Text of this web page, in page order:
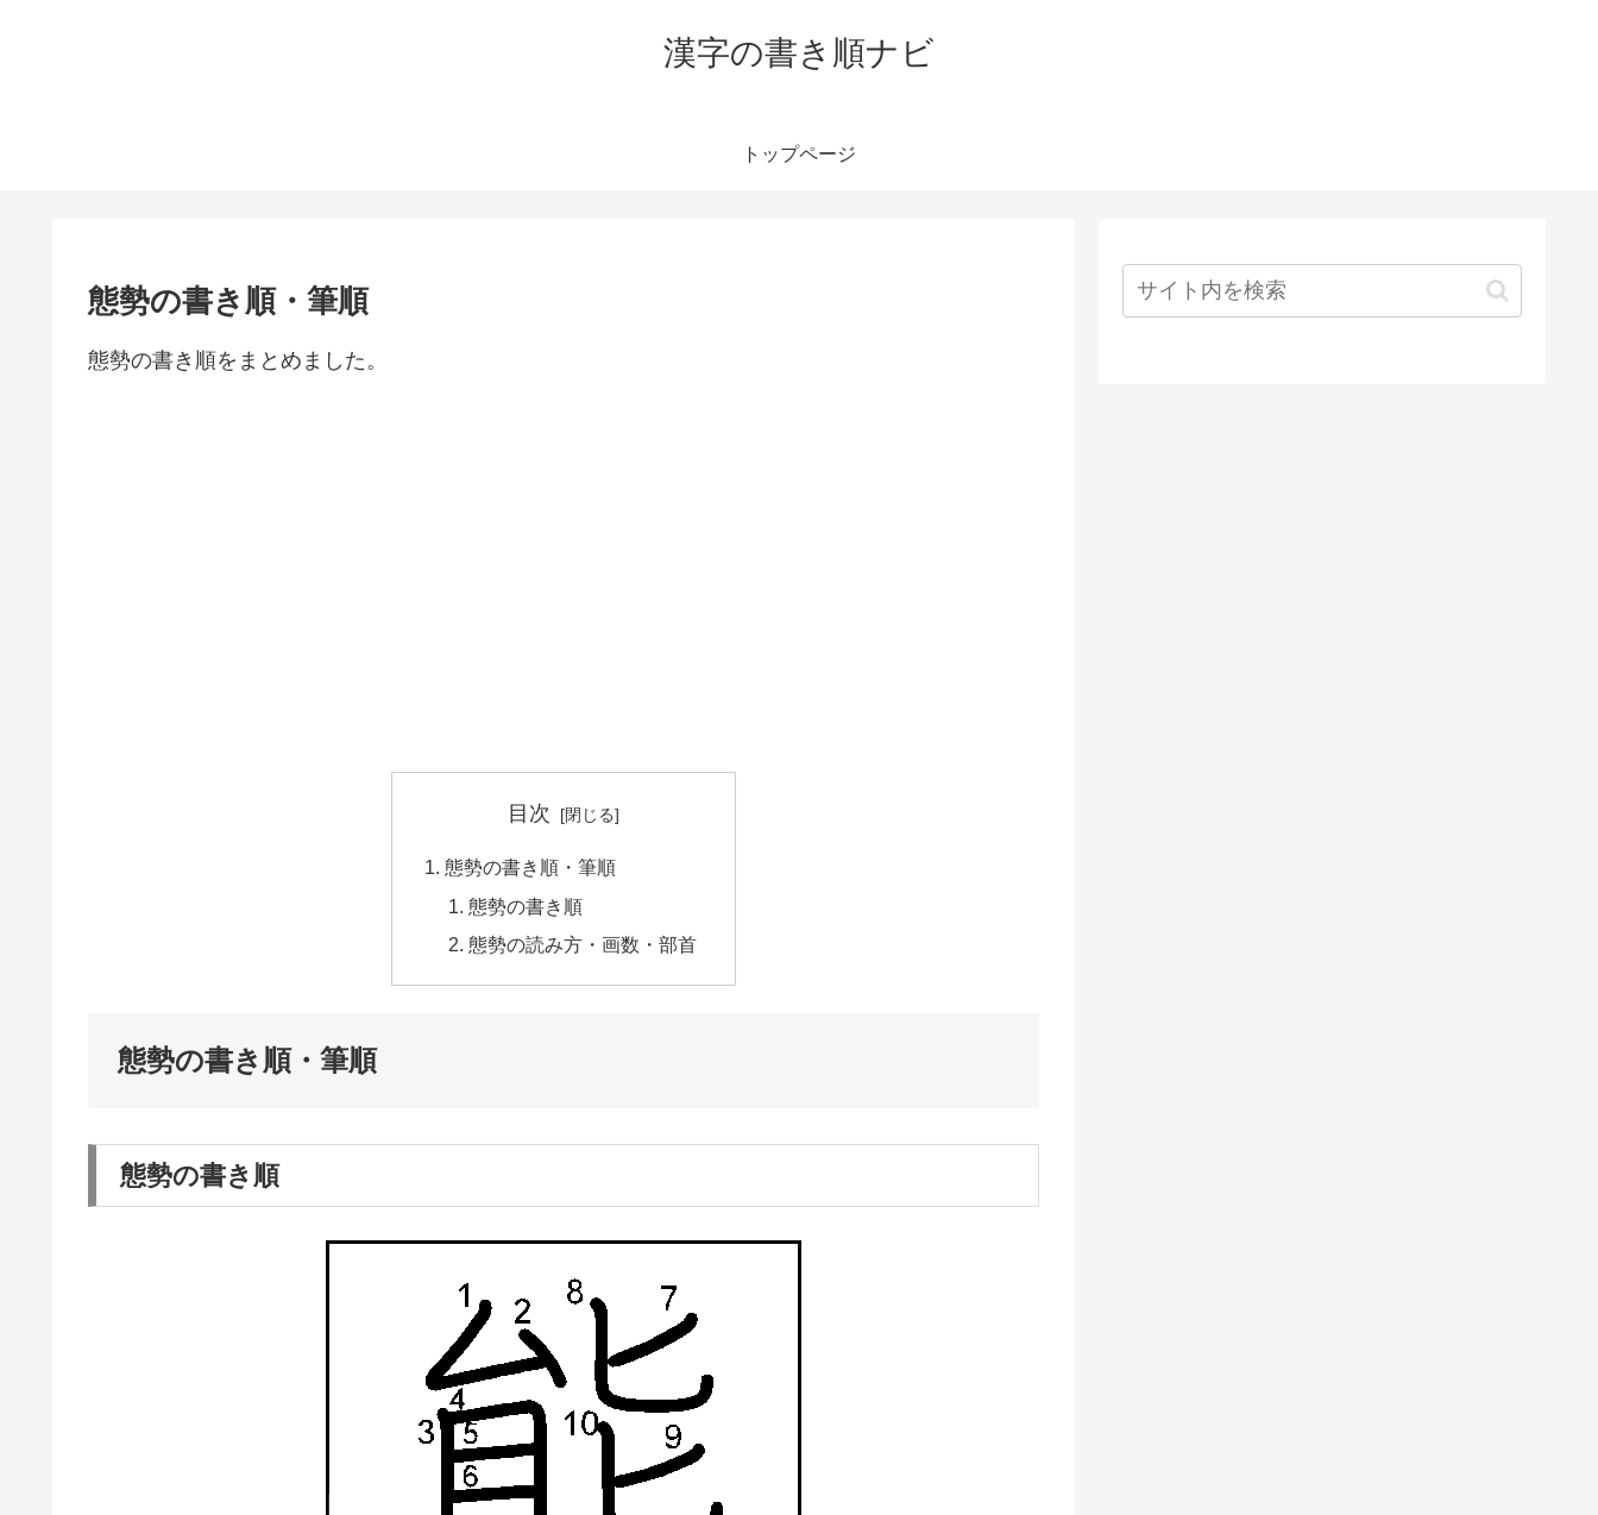
漢字の書き順ナビ
トップページ
態勢の書き順・筆順
態勢の書き順をまとめました。
目次
態勢の書き順・筆順
態勢の書き順
態勢の読み方・画数・部首
態勢の書き順・筆順
態勢の書き順